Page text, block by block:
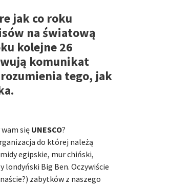
jak co roku
na światową
kolejne 26
komunikat
tego, jak
się UNESCO?
do której należą
egipskie, mur chiński,
londyński Big Ben. Oczywiście
zabytków z naszego